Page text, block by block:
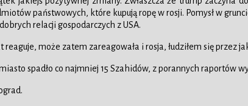
państwowych, które kupują ropę w rosji. Pomysł w
relacji gospodarczych z USA.
może zatem zareagowała i rosja, łudziłem się przez
spadło co najmniej 15 Szahidów, z porannych raportów